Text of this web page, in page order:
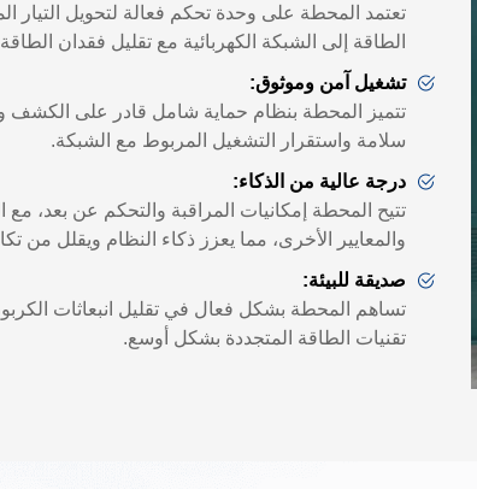
تعتمد المحطة على وحدة تحكم فعالة لتحويل التيار
الطاقة إلى الشبكة الكهربائية مع تقليل فقدان
تشغيل آمن وموثوق:
تتميز المحطة بنظام حماية شامل قادر على الكشف
سلامة واستقرار التشغيل المربوط مع الشبكة.
درجة عالية من الذكاء:
تتيح المحطة إمكانيات المراقبة والتحكم عن بعد، مع
والمعايير الأخرى، مما يعزز ذكاء النظام ويقلل من
صديقة للبيئة:
تساهم المحطة بشكل فعال في تقليل انبعاثات
تقنيات الطاقة المتجددة بشكل أوسع.